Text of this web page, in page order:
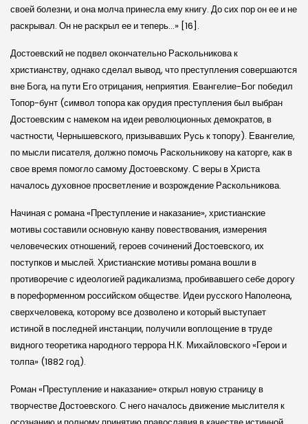
своей болезни, и она молча принесла ему книгу. До сих пор он ее и не
раскрывал. Он не раскрыл ее и теперь…» [16].
Достоевский не подвел окончательно Раскольникова к
христианству, однако сделал вывод, что преступления совершаются
вне Бога, на пути Его отрицания, неприятия. Евангелие-Бог победил
Топор-бунт (символ топора как орудия преступления был выбран
Достоевским с намеком на идеи революционных демократов, в
частности, Чернышевского, призывавших Русь к топору). Евангелие,
по мысли писателя, должно помочь Раскольникову на каторге, как в
свое время помогло самому Достоевскому. С веры в Христа
началось духовное просветление и возрождение Раскольникова.
Начиная с романа «Преступление и наказание», христианские
мотивы составили основную канву повествования, измерения
человеческих отношений, героев сочинений Достоевского, их
поступков и мыслей. Христианские мотивы романа вошли в
противоречие с идеологией радикализма, пробивавшего себе дорогу
в пореформенном российском обществе. Идеи русского Наполеона,
сверхчеловека, которому все дозволено и который выступает
истиной в последней инстанции, получили воплощение в труде
видного теоретика народного террора Н.К. Михайловского «Герои и
толпа» (1882 год).
Роман «Преступление и наказание» открыл новую страницу в
творчестве Достоевского. С него началось движение мыслителя к